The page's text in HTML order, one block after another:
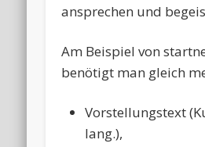
ansprechen und
Am Beispiel von
benötigt man gleich
Vorstellungstext
lang.),